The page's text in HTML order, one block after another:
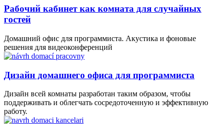
Рабочий кабинет как комната для случайных
гостей
Домашний офис для программиста. Акустика и фоновые
решения для видеоконференций
Дизайн домашнего офиса для программиста
Дизайн всей комнаты разработан таким образом, чтобы
поддерживать и облегчать сосредоточенную и эффективную
работу.